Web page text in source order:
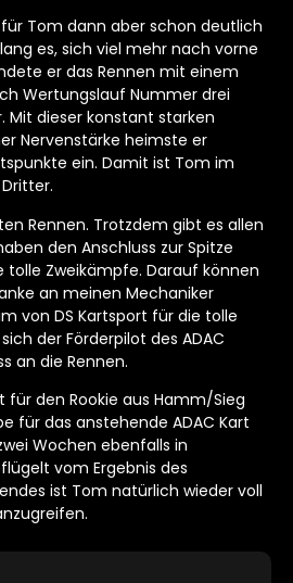
Tom dann aber schon deutlich
es, sich viel mehr nach vorne
er das Rennen mit einem
Wertungslauf Nummer drei
Mit dieser konstant starken
Nervenstärke heimste er
ein. Damit ist Tom im
Rennen. Trotzdem gibt es allen
den Anschluss zur Spitze
Zweikämpfe. Darauf können
an meinen Mechaniker
von DS Kartsport für die tolle
der Förderpilot des ADAC
an die Rennen.
für den Rookie aus Hamm/Sieg
für das anstehende ADAC Kart
Wochen ebenfalls in
vom Ergebnis des
ist Tom natürlich wieder voll